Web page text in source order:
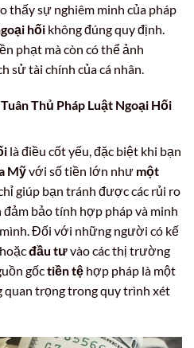
thấy sự nghiêm minh của pháp
hối không đúng quy định.
phạt mà còn có thể ảnh
sử tài chính của cá nhân.
Thủ Pháp Luật Ngoại Hối
là điều cốt yếu, đặc biệt khi bạn
Mỹvới số tiền lớn như một
giúp bạn tránh được các rủi ro
đảm bảo tính hợp pháp và minh
Đối với những người có kế
hoặcđầu tưvào các thị trường
gốctiền tệ hợp pháp là một
quan trọng trong quy trình xét